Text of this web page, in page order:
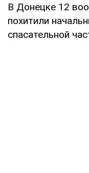
В Донецке 12
похитили
спасательной